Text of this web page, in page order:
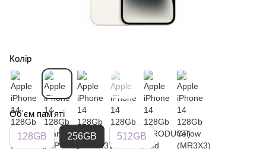
Колір
Об'єм пам'яті
128GB 256GB 512GB